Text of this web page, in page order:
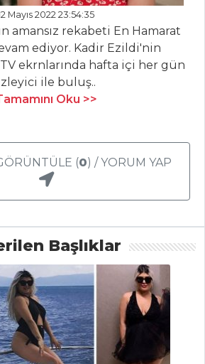
Mayıs 2022 23:54:35
amansız rekabeti En Hamarat
ediyor. Kadir Ezildi'nin
ekrnlarında hafta içi her gün
ile buluş..
Oku >>
(0
Başlıklar